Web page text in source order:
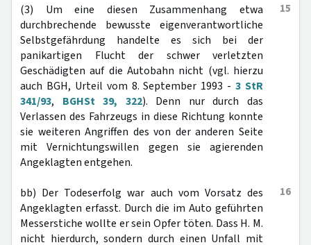
15
(3) Um eine diesen Zusammenhang etwa
durchbrechende bewusste eigenverantwortliche
Selbstgefährdung handelte es sich bei der
panikartigen Flucht der schwer verletzten
Geschädigten auf die Autobahn nicht (vgl. hierzu
auch BGH, Urteil vom 8. September 1993 -3 StR
341/93, BGHSt 39, 322). Denn nur durch das
Verlassen des Fahrzeugs in diese Richtung konnte
sie weiteren Angriffen des von der anderen Seite
mit Vernichtungswillen gegen sie agierenden
Angeklagten entgehen.
16
bb) Der Todeserfolg war auch vom Vorsatz des
Angeklagten erfasst. Durch die im Auto geführten
Messerstiche wollte er sein Opfer töten. Dass H. M.
nicht hierdurch, sondern durch einen Unfall mit